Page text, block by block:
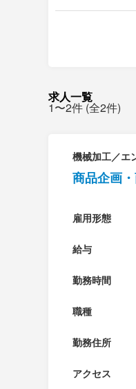
求人一覧
1〜2件 (全2件)
機械加工／エ
商品企画
雇用形態
給与
勤務時間
職種
勤務住所
アクセス